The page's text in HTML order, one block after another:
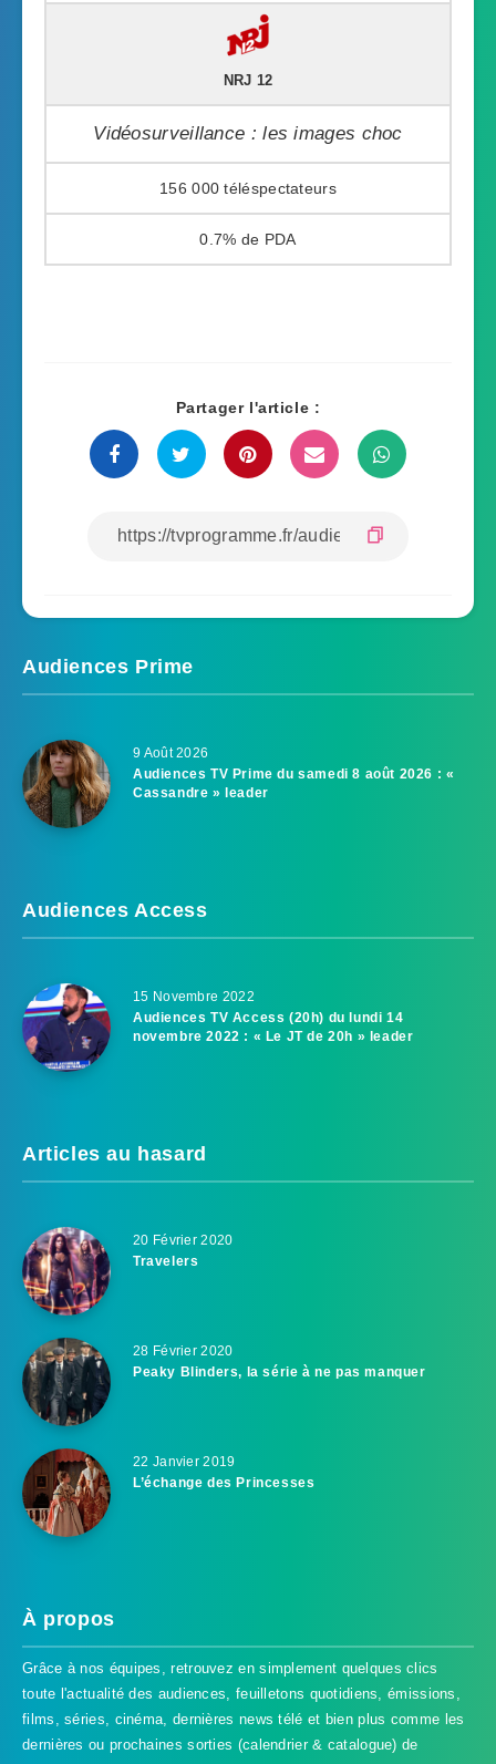
NRJ 12
Vidéosurveillance : les images choc
156 000
0.7%
Partager l'article :
Audiences Prime
9 Août 2026
Audiences TV Prime du samedi 8 août 2026 : «
Cassandre » leader
Audiences Access
15 Novembre 2022
Audiences TV Access (20h) du lundi 14
novembre 2022 : « Le JT de 20h » leader
Articles au hasard
20 Février 2020
Travelers
28 Février 2020
Peaky Blinders, la série à ne pas manquer
22 Janvier 2019
L’échange des Princesses
À propos
Grâce à nos équipes, retrouvez en simplement quelques clics
toute l'actualité des audiences, feuilletons quotidiens, émissions,
films, séries, cinéma, dernières news télé et bien plus comme les
dernières ou prochaines sorties (calendrier & catalogue) de